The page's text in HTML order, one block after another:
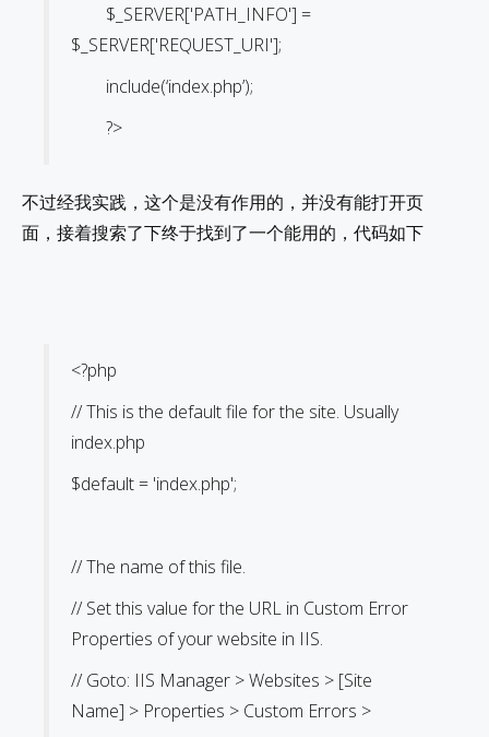
$_SERVER['PATH_INFO'] =
$_SERVER['REQUEST_URI'];
include(‘index.php’);
?>
不过经我实践，这个是没有作用的，并没有能打开页
面，接着搜索了下终于找到了一个能用的，代码如下
<?php
// This is the default file for the site. Usually
index.php
$default = 'index.php';
// The name of this file.
// Set this value for the URL in Custom Error
Properties of your website in IIS.
// Goto: IIS Manager > Websites > [Site
Name] > Properties > Custom Errors >